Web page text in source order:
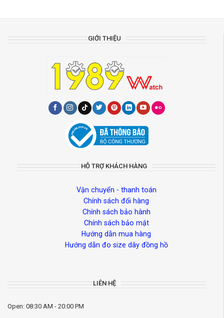
GIỚI THIỆU
HỖ TRỢ KHÁCH HÀNG
Vận chuyển - thanh toán
Chính sách đổi hàng
Chính sách bảo hành
Chính sách bảo mật
Hướng dẫn mua hàng
Hướng dẫn đo size dây đồng hồ
LIÊN HỆ
Open: 08:30 AM - 20:00 PM